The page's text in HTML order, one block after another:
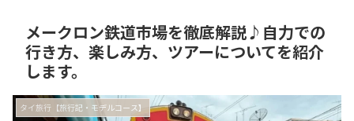
メークロン鉄道市場を徹底解説♪自力での
行き方、楽しみ方、ツアーについてを紹介
します。
タイ旅行【旅行記・モデルコース】